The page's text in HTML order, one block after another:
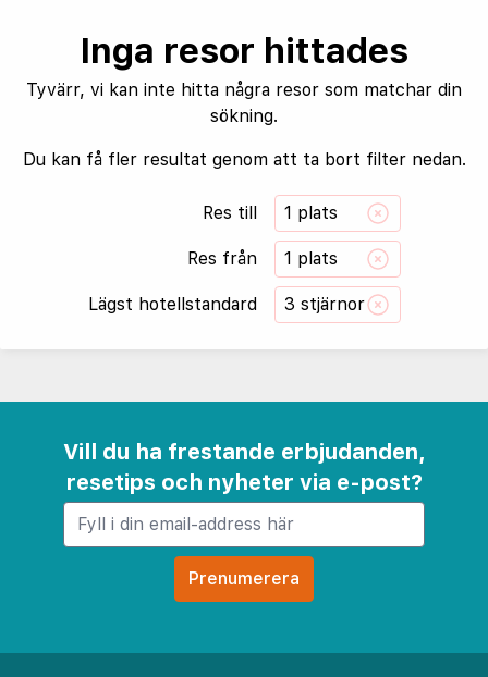
Inga resor hittades
Tyvärr, vi kan inte hitta några resor som matchar din
sökning.
Du kan få fler resultat genom att ta bort filter nedan.
Res till 1 plats
Res från 1 plats
Lägst hotellstandard 3 stjärnor
Vill du ha frestande erbjudanden,
resetips och nyheter via e-post?